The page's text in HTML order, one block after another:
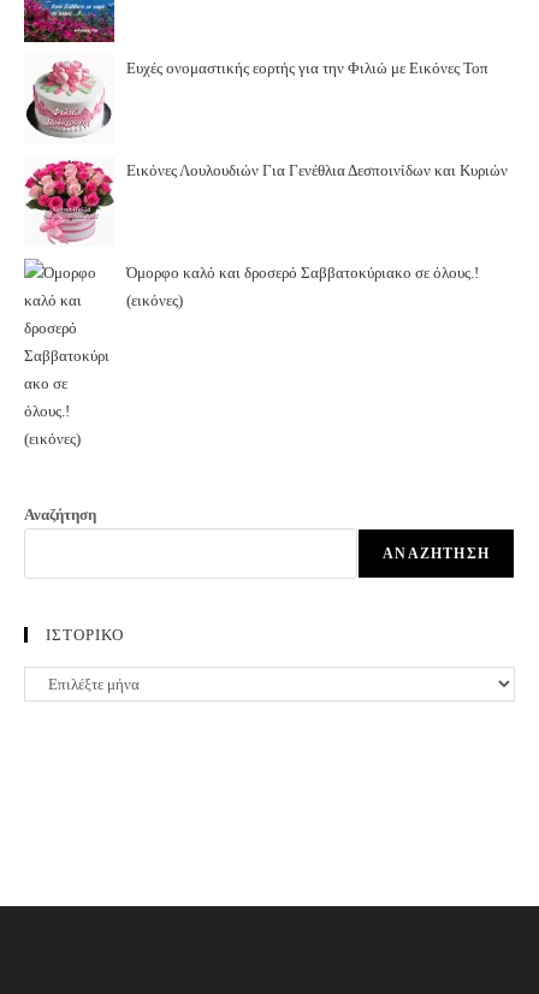
Ευχές ονομαστικής εορτής για την Φιλιώ με Εικόνες Τοπ
Εικόνες Λουλουδιών Για Γενέθλια Δεσποινίδων και Κυριών
Όμορφο καλό και δροσερό Σαββατοκύριακο σε όλους.!
(εικόνες)
Αναζήτηση
ΑΝΑΖΉΤΗΣΗ
ΙΣΤΟΡΙΚΟ
ΙΣΤΟΡΙΚΟ